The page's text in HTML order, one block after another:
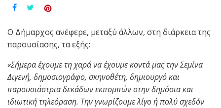
Ο Δήμαρχος ανέφερε, μεταξύ άλλων, στη διάρκεια της
παρουσίασης, τα εξής:
«Σήμερα έχουμε τη χαρά να έχουμε κοντά μας την Σεμίνα
Διγενή, δημοσιογράφο, σκηνοθέτη, δημιουργό και
παρουσιάστρια δεκάδων εκπομπών στην δημόσια και
ιδιωτική τηλεόραση. Την γνωρίζουμε λίγο ή πολύ σχεδόν